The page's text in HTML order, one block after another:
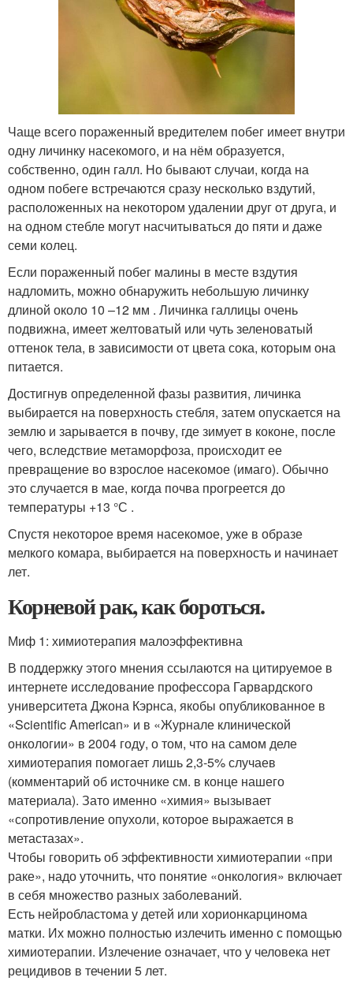
Чаще всего пораженный вредителем побег имеет внутри
одну личинку насекомого, и на нём образуется,
собственно, один галл. Но бывают случаи, когда на
одном побеге встречаются сразу несколько вздутий,
расположенных на некотором удалении друг от друга, и
на одном стебле могут насчитываться до пяти и даже
семи колец.
Если пораженный побег малины в месте вздутия
надломить, можно обнаружить небольшую личинку
длиной около 10 –12 мм . Личинка галлицы очень
подвижна, имеет желтоватый или чуть зеленоватый
оттенок тела, в зависимости от цвета сока, которым она
питается.
Достигнув определенной фазы развития, личинка
выбирается на поверхность стебля, затем опускается на
землю и зарывается в почву, где зимует в коконе, после
чего, вследствие метаморфоза, происходит ее
превращение во взрослое насекомое (имаго). Обычно
это случается в мае, когда почва прогреется до
температуры +13 °С .
Спустя некоторое время насекомое, уже в образе
мелкого комара, выбирается на поверхность и начинает
лет.
Корневой рак, как бороться.
Миф 1: химиотерапия малоэффективна
В поддержку этого мнения ссылаются на цитируемое в
интернете исследование профессора Гарвардского
университета Джона Кэрнса, якобы опубликованное в
«Scientific American» и в «Журнале клинической
онкологии» в 2004 году, о том, что на самом деле
химиотерапия помогает лишь 2,3-5% случаев
(комментарий об источнике см. в конце нашего
материала). Зато именно «химия» вызывает
«сопротивление опухоли, которое выражается в
метастазах».
Чтобы говорить об эффективности химиотерапии «при
раке», надо уточнить, что понятие «онкология» включает
в себя множество разных заболеваний.
Есть нейробластома у детей или хорионкарцинома
матки. Их можно полностью излечить именно с помощью
химиотерапии. Излечение означает, что у человека нет
рецидивов в течении 5 лет.